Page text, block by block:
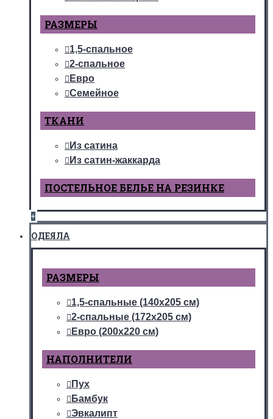
РАЗМЕРЫ
1,5-спальное
2-спальное
Евро
Семейное
ТКАНИ
Из сатина
Из сатин-жаккарда
ПОСТЕЛЬНОЕ БЕЛЬЕ НА РЕЗИНКЕ
+
ОДЕЯЛА
РАЗМЕРЫ
1,5-спальные (140х205 см)
2-спальные (172х205 см)
Евро (200х220 см)
НАПОЛНИТЕЛИ
Пух
Бамбук
Эвкалипт